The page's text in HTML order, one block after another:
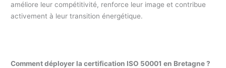
améliore leur compétitivité, renforce leur image et contribue
activement à leur transition énergétique.
Comment déployer la certification ISO 50001 en Bretagne ?